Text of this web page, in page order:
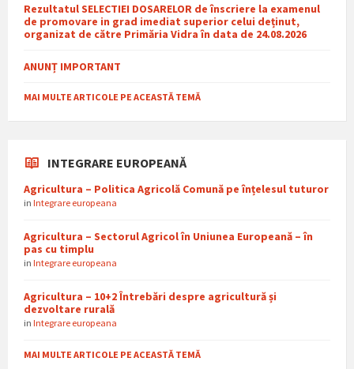
Rezultatul SELECTIEI DOSARELOR de înscriere la examenul
de promovare in grad imediat superior celui deținut,
organizat de către Primăria Vidra în data de 24.08.2026
ANUNȚ IMPORTANT
MAI MULTE ARTICOLE PE ACEASTĂ TEMĂ
INTEGRARE EUROPEANĂ
Agricultura – Politica Agricolă Comună pe înțelesul tuturor
in Integrare europeana
Agricultura – Sectorul Agricol în Uniunea Europeană – în
pas cu timplu
in Integrare europeana
Agricultura – 10+2 Întrebări despre agricultură și
dezvoltare rurală
in Integrare europeana
MAI MULTE ARTICOLE PE ACEASTĂ TEMĂ